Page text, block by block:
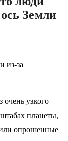
Земли
из-за
очень узкого
планеты,
опрошенные